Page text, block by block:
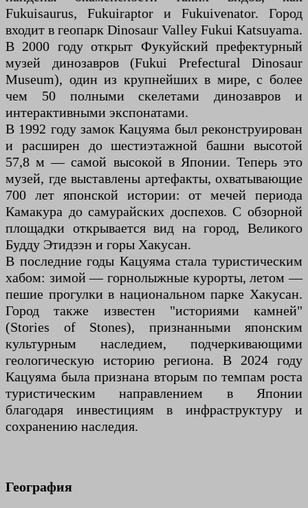
Fukuisaurus, Fukuiraptor и Fukuivenator. Город
входит в геопарк Dinosaur Valley Fukui Katsuyama.
В 2000 году открыт Фукуйский префектурный
музей динозавров (Fukui Prefectural Dinosaur
Museum), один из крупнейших в мире, с более
чем 50 полными скелетами динозавров и
интерактивными экспонатами.
В 1992 году замок Кацуяма был реконструирован
и расширен до шестиэтажной башни высотой
57,8 м — самой высокой в Японии. Теперь это
музей, где выставлены артефакты, охватывающие
700 лет японской истории: от мечей периода
Камакура до самурайских доспехов. С обзорной
площадки открывается вид на город, Великого
Будду Этидзэн и горы Хакусан.
В последние годы Кацуяма стала туристическим
хабом: зимой — горнолыжные курорты, летом —
пешие прогулки в национальном парке Хакусан.
Город также известен "историями камней"
(Stories of Stones), признанными японским
культурным наследием, подчеркивающими
геологическую историю региона. В 2024 году
Кацуяма была признана вторым по темпам роста
туристическим направлением в Японии
благодаря инвестициям в инфраструктуру и
сохранению наследия.
География